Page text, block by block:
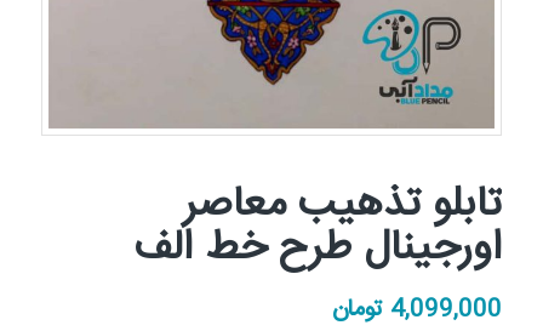
تابلو تذهیب معاصر
اورجینال طرح خط الف
4,099,000 تومان